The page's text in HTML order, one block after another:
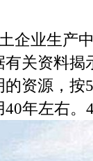
业生产中
有关资料揭
的资源，按
40年左右